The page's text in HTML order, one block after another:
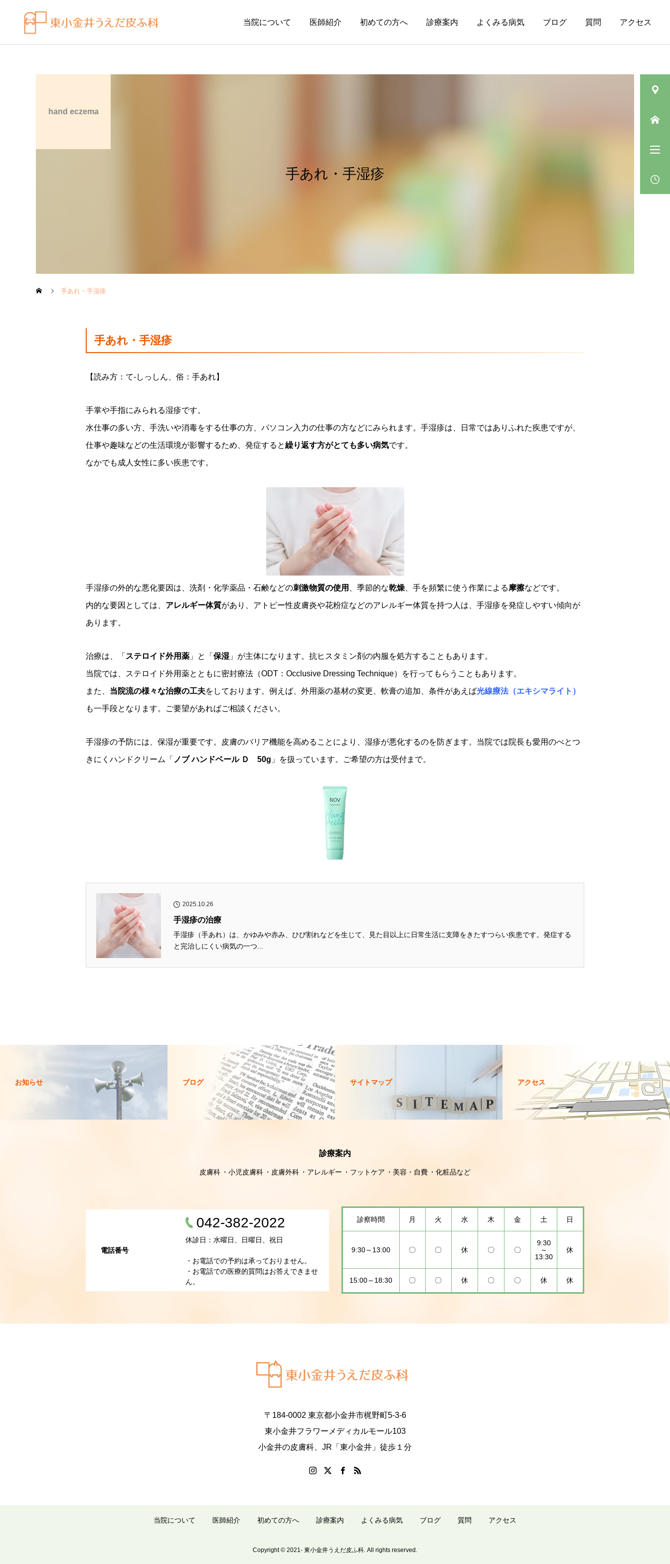
当院について 医師紹介 初めての方へ 診療案内 よくみる病気 ブログ 質問 アクセス
ビラノア（ビラスチン）を
～エキシマライト（紫外線
ック（AG）という選択肢
ベピオウォッシュゲルの
手あれ・手湿疹
hand eczema
手あれ・手湿疹
手あれ・手湿疹
【読み方：て-しっしん、俗：手あれ】
手掌や手指にみられる湿疹です。
水仕事の多い方、手洗いや消毒をする仕事の方、パソコン入力の仕事の方などにみられます。手湿疹は、日常ではありふれた疾患ですが、
仕事や趣味などの生活環境が影響するため、発症すると繰り返す方がとても多い病気です。
なかでも成人女性に多い疾患です。
手湿疹の外的な悪化要因は、洗剤・化学薬品・石鹸などの刺激物質の使用 、季節的な乾燥 、手を頻繁に使う作業による摩擦などです。
内的な要因としては、 アレルギー体質があり、アトピー性皮膚炎や花粉症などのアレルギー体質を持つ人は、手湿疹を発症しやすい傾向が
あります。
治療は、「 ステロイド外用薬 」と「 保湿 」が主体になります。抗ヒスタミン剤の内服を処方することもあります。
当院では、ステロイド外用薬とともに密封療法（ODT：Occlusive Dressing Technique）を行ってもらうこともあります。
また、 当院流の様々な治療の工夫をしております。例えば、外用薬の基材の変更、軟膏の追加、条件があえば光線療法（エキシマライト）
も一手段となります。ご要望があればご相談ください。
手湿疹の予防には、保湿が重要です。皮膚のバリア機能を高めることにより、湿疹が悪化するのを防ぎます。当院では院長も愛用のべとつ
きにくハンドクリーム「 ノブ ハンドベール Ｄ 50g 」を扱っています。ご希望の方は受付まで。
2025.10.26
手湿疹の治療
手湿疹（手あれ）は、かゆみや赤み、ひび割れなどを生じて、見た目以上に日常生活に支障をきたすつらい疾患です。発症する
と完治しにくい病気の一つ...
お知らせ ブログ サイトマップ アクセス
診療案内
皮膚科 小児皮膚科 皮膚外科 アレルギー フットケア 美容・自費 化粧品など
電話番号
042-382-2022
休診日：水曜日、日曜日、祝日
・お電話での予約は承っておりません。
・お電話での医療的質問はお答えできませ
ん。
診察時間 月 火 水 木 金 土 日
9:30～13:00 〇 〇 休 〇 〇
9:30
～
13:30
休
15:00～18:30 〇 〇 休 〇 〇 休 休
〒184-0002 東京都小金井市梶野町5-3-6
東小金井フラワーメディカルモール103
小金井の皮膚科、JR「東小金井」徒歩１分
当院について 医師紹介 初めての方へ 診療案内 よくみる病気 ブログ 質問 アクセス
Copyright © 2021- 東小金井うえだ皮ふ科. All rights reserved.